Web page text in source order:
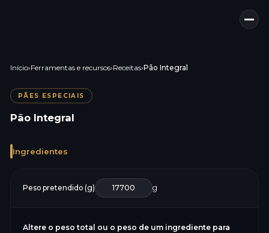
Início›Ferramentas e recursos›Receitas›Pão Integral
PÃES ESPECIAIS
Pão Integral
Ingredientes
Peso pretendido (g) g
Altere o peso total ou o peso de um ingrediente para